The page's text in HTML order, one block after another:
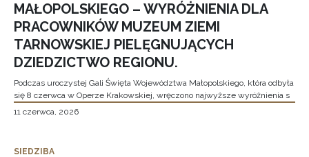
MAŁOPOLSKIEGO – WYRÓŻNIENIA DLA
PRACOWNIKÓW MUZEUM ZIEMI
TARNOWSKIEJ PIELĘGNUJĄCYCH
DZIEDZICTWO REGIONU.
Podczas uroczystej Gali Święta Województwa Małopolskiego, która odbyła
się 8 czerwca w Operze Krakowskiej, wręczono najwyższe wyróżnienia s
11 czerwca, 2026
SIEDZIBA